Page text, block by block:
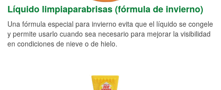
Líquido limpiaparabrisas (fórmula de invierno)
Una fórmula especial para invierno evita que el líquido se congele
y permite usarlo cuando sea necesario para mejorar la visibilidad
en condiciones de nieve o de hielo.